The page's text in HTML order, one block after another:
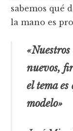
sabemos qué
la mano es
nuevos,
el tema
modelo»